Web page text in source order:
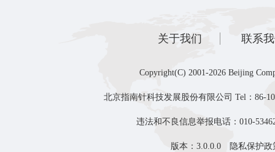
关于我们 联系
Copyright(C) 2001-2026 Beijing
北京指南针科技发展股份有限公司 Tel：86-
违法和不良信息举报电话：010-
版本：3.0.0.0 隐私保护政